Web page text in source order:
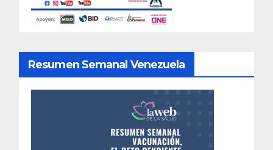
Resumen Semanal Venezuela